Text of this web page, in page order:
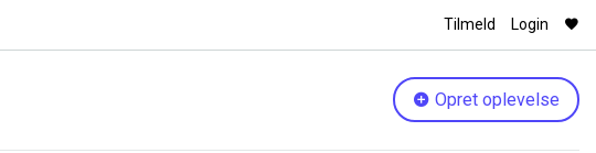
Tilmeld Login
Opret oplevelse